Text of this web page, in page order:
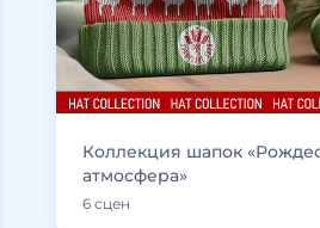
Коллекция шапок
атмосфера»
6 сцен